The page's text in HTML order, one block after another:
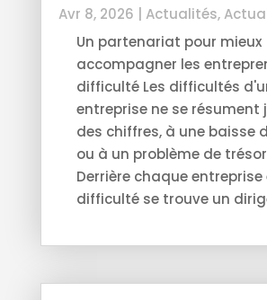
Avr 8, 2026 Actualités,
Un partenariat pour mieux
accompagner les
difficulté Les difficultés
entreprise ne se résument
des chiffres, à une baisse
ou à un problème de
Derrière chaque entreprise
difficulté se trouve un